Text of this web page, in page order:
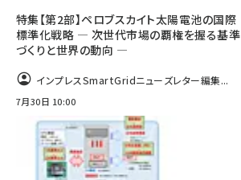
特集【第2部】ペロブスカイト太陽電池の国際
標準化戦略 ― 次世代市場の覇権を握る基準
づくりと世界の動向 ―
インプレスSmartGridニューズレター編集...
7月30日 10:00